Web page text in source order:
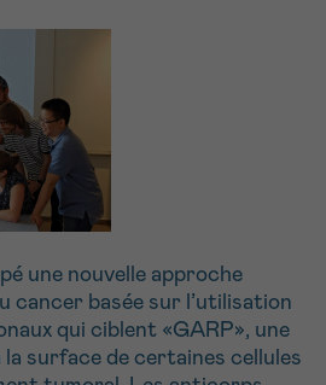
une nouvelle approche
cancer basée sur l’utilisation
qui ciblent «GARP», une
la surface de certaines cellules
la Newsletter